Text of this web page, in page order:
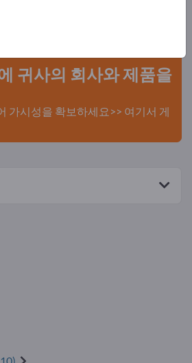
– 비즈니스 연락처 >> 여기서 시작
귀사의 회사와 제품을
가시성을 확보하세요>> 여기서 게